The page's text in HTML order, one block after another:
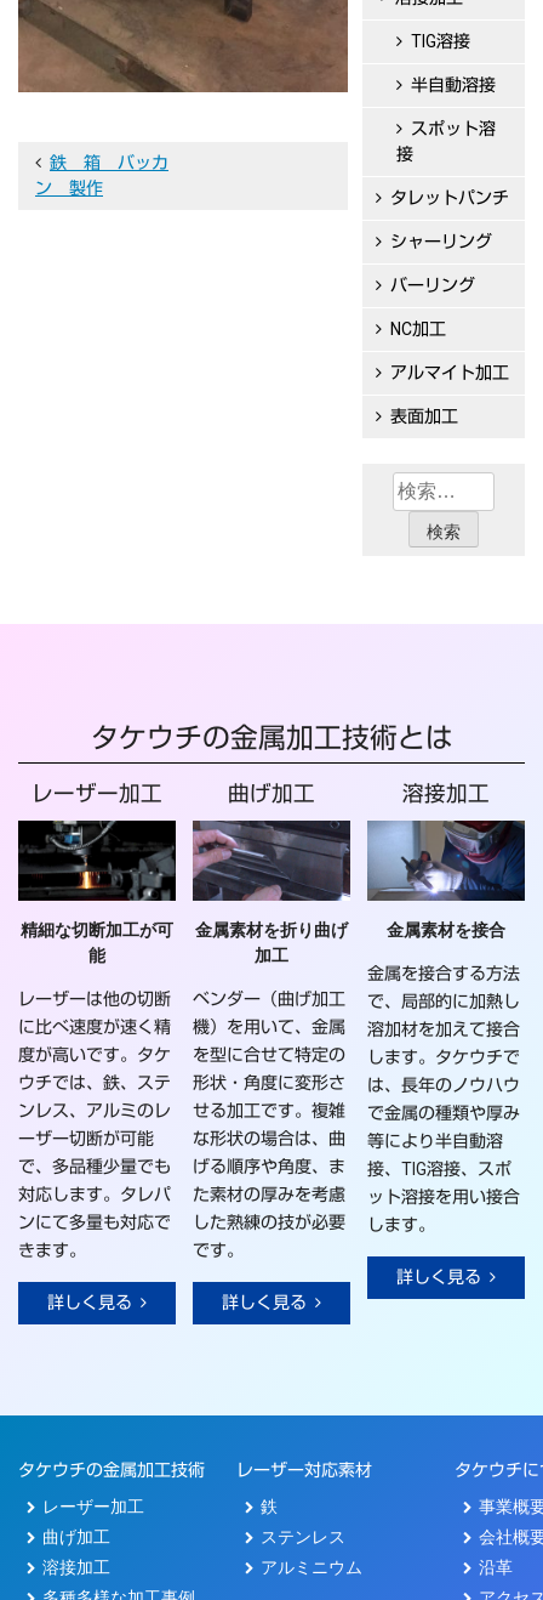
投
稿
鉄 箱 バッカ
ン 製作
TIG溶接
半自動溶接
スポット溶
接
タレットパンチ
シャーリング
バーリング
NC加工
アルマイト加工
表面加工
検
索:
タケウチの金属加工技術とは
レーザー加工
精細な切断加工が可
能
レーザーは他の切断
に比べ速度が速く精
度が高いです。タケ
ウチでは、鉄、ステ
ンレス、アルミのレ
ーザー切断が可能
で、多品種少量でも
対応します。タレパ
ンにて多量も対応で
きます。
詳しく見る
曲げ加工
金属素材を折り曲げ
加工
ベンダー（曲げ加工
機）を用いて、金属
を型に合せて特定の
形状・角度に変形さ
せる加工です。複雑
な形状の場合は、曲
げる順序や角度、ま
た素材の厚みを考慮
した熟練の技が必要
です。
詳しく見る
溶接加工
金属素材を接合
金属を接合する方法
で、局部的に加熱し
溶加材を加えて接合
します。タケウチで
は、長年のノウハウ
で金属の種類や厚み
等により半自動溶
接、TIG溶接、スポ
ット溶接を用い接合
します。
詳しく見る
タケウチの金属加工技術
レーザー加工
曲げ加工
溶接加工
レーザー対応素材
鉄
ステンレス
アルミニウム
タケウチ
事業概
会社概
沿革